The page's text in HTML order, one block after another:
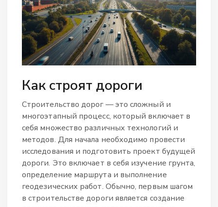
Как строят дороги
Строительство дорог — это сложный и
многоэтапный процесс, который включает в
себя множество различных технологий и
методов. Для начала необходимо провести
исследования и подготовить проект будущей
дороги. Это включает в себя изучение грунта,
определение маршрута и выполнение
геодезических работ. Обычно, первым шагом
в строительстве дороги является создание